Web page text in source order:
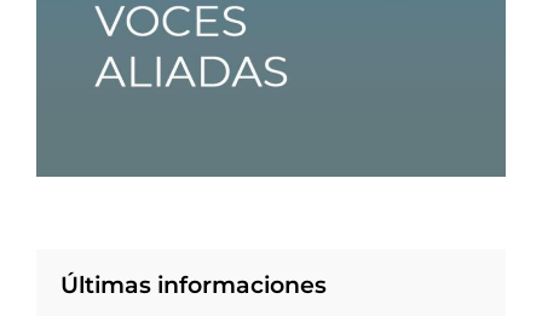
Últimas informaciones